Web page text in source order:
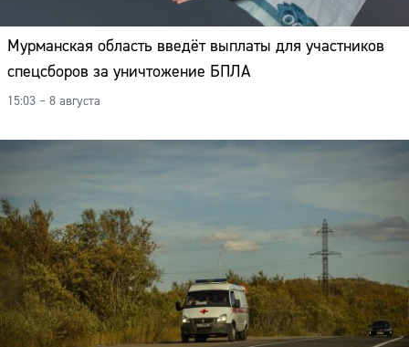
Мурманская область введёт выплаты для участников
спецсборов за уничтожение БПЛА
15:03 – 8 августа